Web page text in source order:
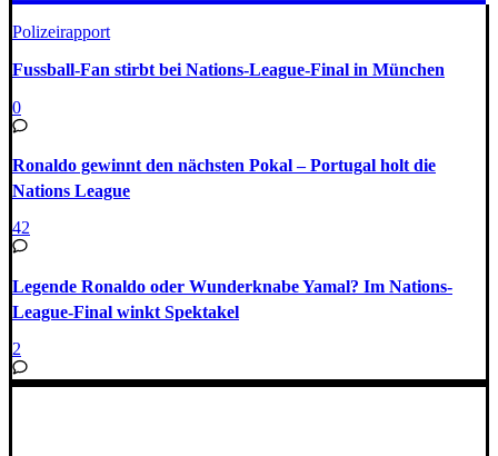
Polizeirapport
Fussball-Fan stirbt bei Nations-League-Final in München
0
Ronaldo gewinnt den nächsten Pokal – Portugal holt die
Nations League
42
Legende Ronaldo oder Wunderknabe Yamal? Im Nations-
League-Final winkt Spektakel
2